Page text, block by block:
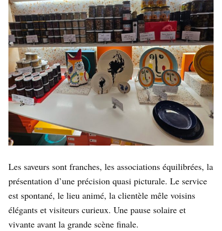
Les saveurs sont franches, les associations équilibrées, la
présentation d’une précision quasi picturale. Le service
est spontané, le lieu animé, la clientèle mêle voisins
élégants et visiteurs curieux. Une pause solaire et
vivante avant la grande scène finale.